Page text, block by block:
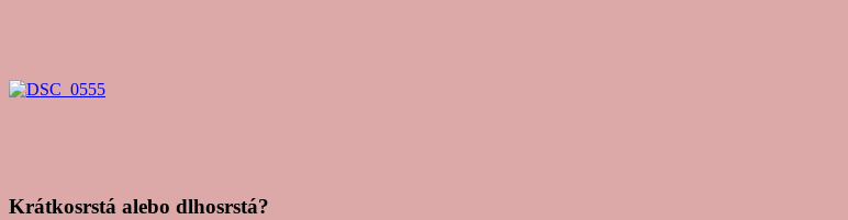
Krátkosrstá alebo dlhosrstá?